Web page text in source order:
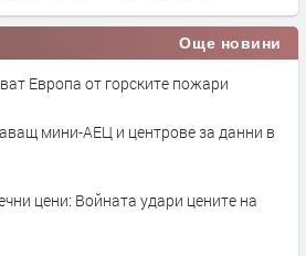
Още новини
Европа от горските пожари
мини-АЕЦ и центрове за данни в
цени: Войната удари цените на